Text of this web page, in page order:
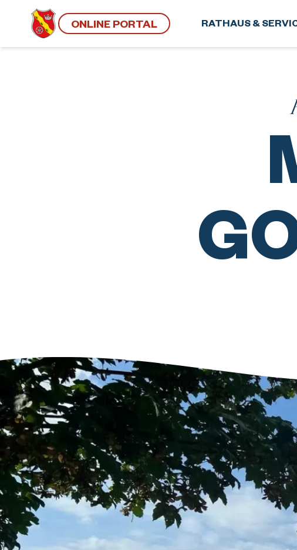
ONLINE PORTAL RATHAUS &